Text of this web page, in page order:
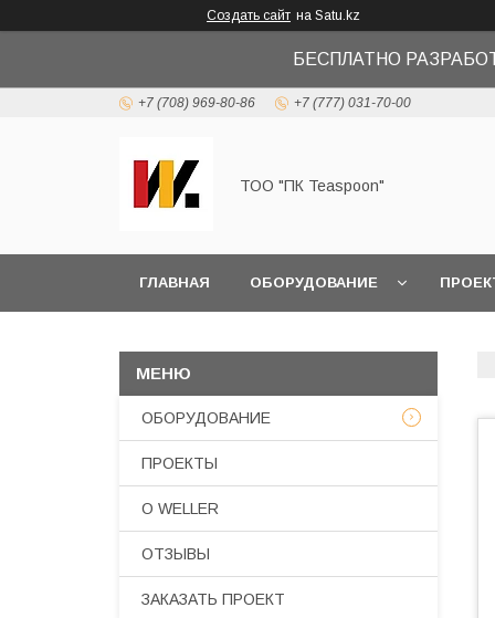
Создать сайт на Satu.kz
БЕСПЛАТНО
+7 (708) 969-80-86 +7 (777) 031-70-00
ТОО "ПК Teaspoon"
ГЛАВНАЯ ОБОРУДОВАНИЕ
ОБОРУДОВАНИЕ
ПРОЕКТЫ
О WELLER
ОТЗЫВЫ
ЗАКАЗАТЬ ПРОЕКТ